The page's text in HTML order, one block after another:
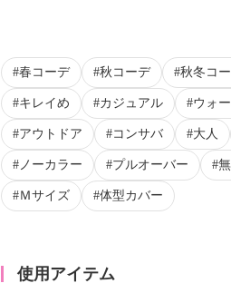
春コーデ 秋コーデ 秋冬コ
キレイめ カジュアル ウォ
アウトドア コンサバ 大人
ノーカラー プルオーバー
Ｍサイズ 体型カバー
使用アイテム